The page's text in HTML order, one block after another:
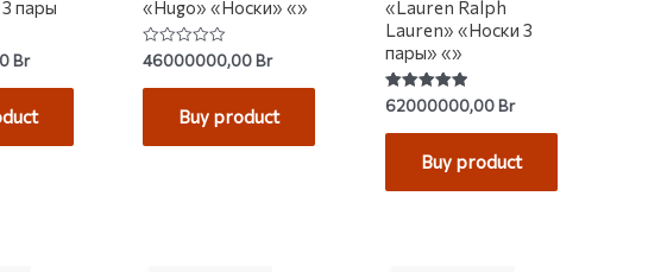
пары
Br
«Hugo» «Носки» «»
Rated
0
out
46000000,00Br
Buy product
«Lauren Ralph
Lauren» «Носки 3
пары» «»
Rated
5.00
out of 5
62000000,00Br
Buy product